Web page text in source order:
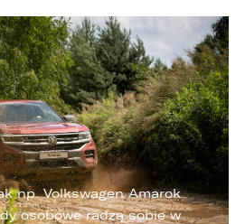
np. Volkswagen Amarok
osobowe radzą sobie w